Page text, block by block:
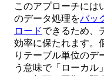
このアプローチには
のデータ処理をバッ
ロードできるため、
効率に保たれます。
りテーブル単位のデ
う意味で「ローカル